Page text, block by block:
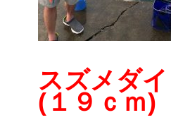
スズメダイ
(１９ｃｍ)